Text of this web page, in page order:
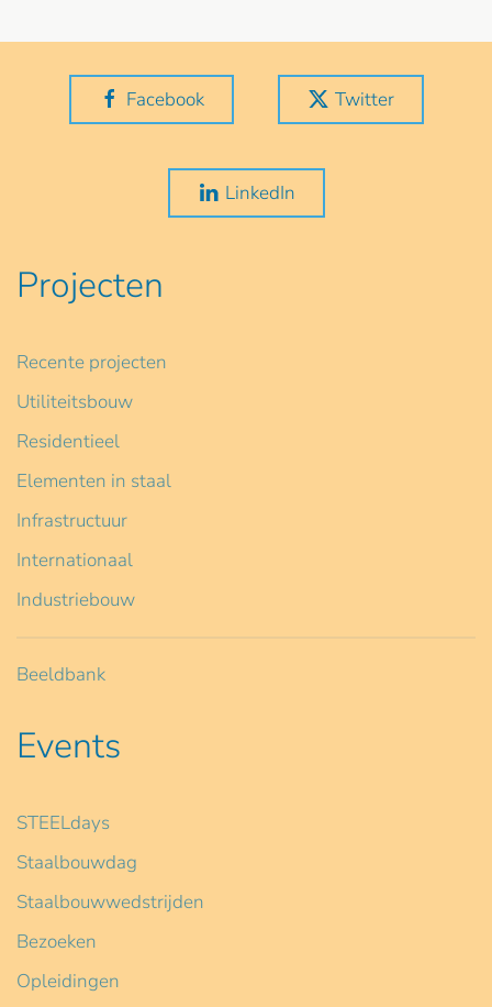
Facebook Twitter
LinkedIn
Projecten
Recente projecten
Utiliteitsbouw
Residentieel
Elementen in staal
Infrastructuur
Internationaal
Industriebouw
Beeldbank
Events
STEELdays
Staalbouwdag
Staalbouwwedstrijden
Bezoeken
Opleidingen